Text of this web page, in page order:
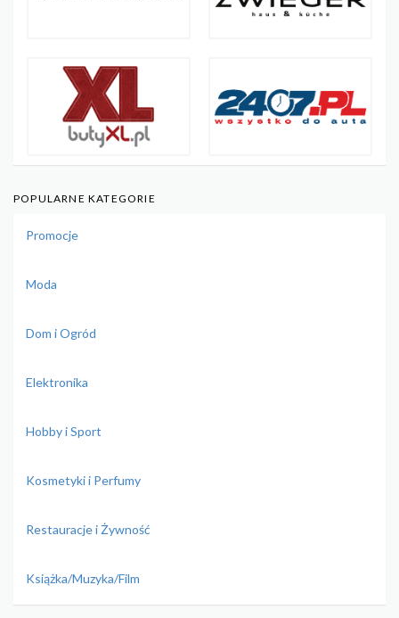
POPULARNE KATEGORIE
Promocje
Moda
Dom i Ogród
Elektronika
Hobby i Sport
Kosmetyki i Perfumy
Restauracje i Żywność
Książka/Muzyka/Film